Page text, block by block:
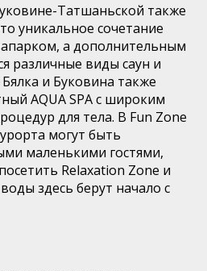
Татшаньской также
уникальное сочетание
а дополнительным
различные виды саун и
и Буковина также
AQUA SPA с широким
для тела. В Fun Zone
могут быть
маленькими гостями,
Relaxation Zone и
здесь берут начало с